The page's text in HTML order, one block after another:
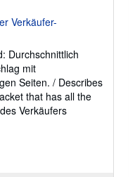
Durchschnittlich
mit
Seiten. / Describes
that has all the
Verkäufers